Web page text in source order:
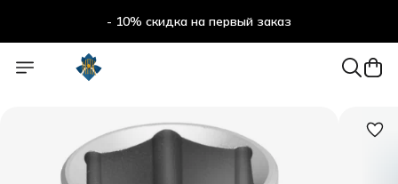
- 10% скидка на первый заказ